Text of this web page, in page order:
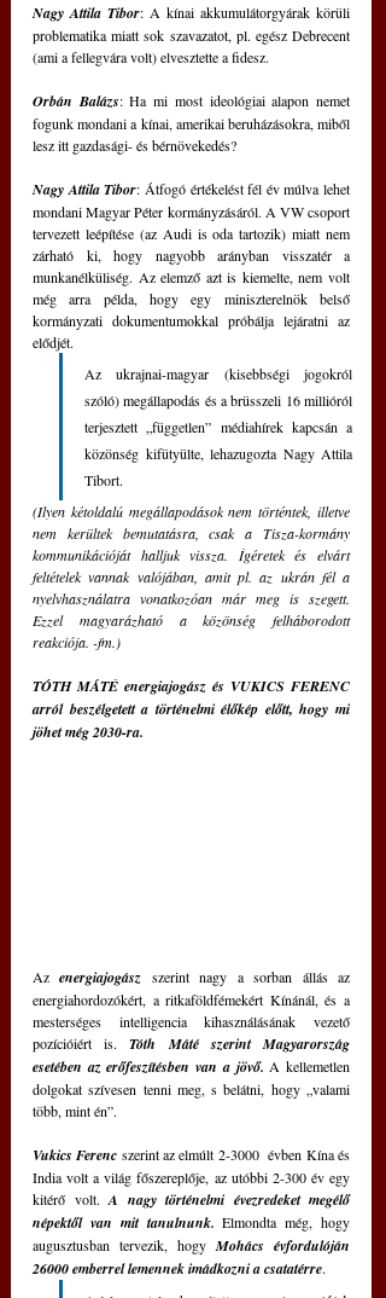
Nagy Attila Tibor: A kínai akkumulátorgyárak körüli
problematika miatt sok szavazatot, pl. egész Debrecent
(ami a fellegvára volt) elvesztette a fidesz.
Orbán Balázs: Ha mi most ideológiai alapon nemet
fogunk mondani a kínai, amerikai beruházásokra, miből
lesz itt gazdasági- és bérnövekedés?
Nagy Attila Tibor: Átfogó értékelést fél év múlva lehet
mondani Magyar Péter kormányzásáról. A VW csoport
tervezett leépítése (az Audi is oda tartozik) miatt nem
zárható ki, hogy nagyobb arányban visszatér a
munkanélküliség. Az elemző azt is kiemelte, nem volt
még arra példa, hogy egy miniszterelnök belső
kormányzati dokumentumokkal próbálja lejáratni az
elődjét.
Az ukrajnai-magyar (kisebbségi jogokról
szóló) megállapodás és a brüsszeli 16 millióról
terjesztett „független” médiahírek kapcsán a
közönség kifütyülte, lehazugozta Nagy Attila
Tibort.
(Ilyen kétoldalú megállapodások nem történtek, illetve
nem kerültek bemutatásra, csak a Tisza-kormány
kommunikációját halljuk vissza. Ígéretek és elvárt
feltételek vannak valójában, amit pl. az ukrán fél a
nyelvhasználatra vonatkozóan már meg is szegett.
Ezzel magyarázható a közönség felháborodott
reakciója. -fm.)
TÓTH MÁTÉ energiajogász és VUKICS FERENC
arról beszélgetett a történelmi élőkép előtt, hogy mi
jöhet még 2030-ra.
Az energiajogász szerint nagy a sorban állás az
energiahordozókért, a ritkaföldfémekért Kínánál, és a
mesterséges intelligencia kihasználásának vezető
pozícióiért is. Tóth Máté szerint Magyarország
esetében az erőfeszítésben van a jövő. A kellemetlen
dolgokat szívesen tenni meg, s belátni, hogy „valami
több, mint én”.
Vukics Ferenc szerint az elmúlt 2-3000  évben Kína és
India volt a világ főszereplője, az utóbbi 2-300 év egy
kitérő volt. A nagy történelmi évezredeket megélő
népektől van mit tanulnunk. Elmondta még, hogy
augusztusban tervezik, hogy Mohács évfordulóján
26000 emberrel lemennek imádkozni a csatatérre.